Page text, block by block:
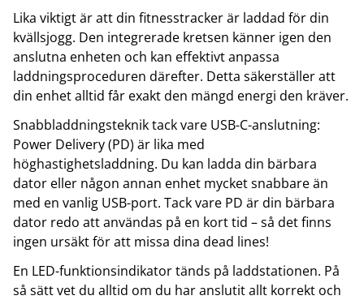
Lika viktigt är att din fitnesstracker är laddad för din
kvällsjogg. Den integrerade kretsen känner igen den
anslutna enheten och kan effektivt anpassa
laddningsproceduren därefter. Detta säkerställer att
din enhet alltid får exakt den mängd energi den kräver.
Snabbladdningsteknik tack vare USB-C-anslutning:
Power Delivery (PD) är lika med
höghastighetsladdning. Du kan ladda din bärbara
dator eller någon annan enhet mycket snabbare än
med en vanlig USB-port. Tack vare PD är din bärbara
dator redo att användas på en kort tid – så det finns
ingen ursäkt för att missa dina dead lines!
En LED-funktionsindikator tänds på laddstationen. På
så sätt vet du alltid om du har anslutit allt korrekt och